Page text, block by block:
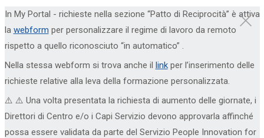
In My Portal - richieste nella sezione “Patto di Reciprocità” è attiva
la webform per personalizzare il regime di lavoro da remoto
rispetto a quello riconosciuto “in automatico” .
Nella stessa webform si trova anche il linkper l’inserimento delle
richieste relative alla leva della formazione personalizzata.
⚠️ ⚠️ Una volta presentata la richiesta di aumento delle giornate, i
Direttori di Centro e/o i Capi Servizio devono approvarla affinché
possa essere validata da parte del Servizio People Innovation for